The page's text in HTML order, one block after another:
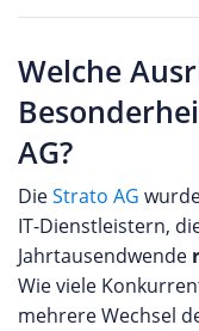
Welche
AG?
DieStrato AG
IT-Dienstleistern,
Jahrtausendwende
Wie viele
mehrere Wechsel